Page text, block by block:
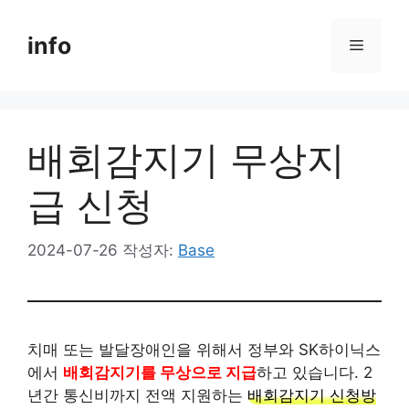
info 메
배회감지기 무상지
급 신청
2024-07-26 작성자: Base
치매 또는 발달장애인을 위해서 정부와 SK하이닉스
에서 배회감지기를 무상으로 지급하고 있습니다. 2
년간 통신비까지 전액 지원하는 배회감지기 신청방